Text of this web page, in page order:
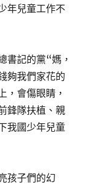
年兒童工作不
書記的黨“媽，
夠我們家花的
，會傷眼睛，
鋒隊扶植、親
我國少年兒童
孩子們的幻